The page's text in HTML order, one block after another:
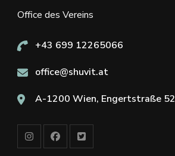
Office des Vereins
+43 699 12265066
office@shuvit.at
A-1200 Wien, Engertstraße 52